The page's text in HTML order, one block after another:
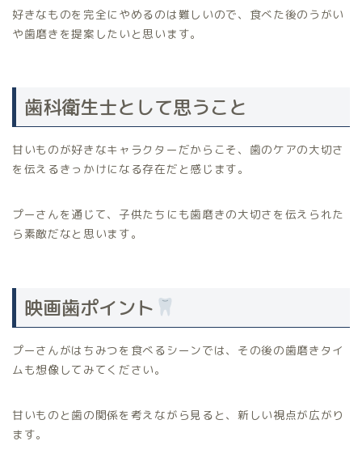
好きなものを完全にやめるのは難しいので、食べた後のうがい
や歯磨きを提案したいと思います。
歯科衛生士として思うこと
甘いものが好きなキャラクターだからこそ、歯のケアの大切さ
を伝えるきっかけになる存在だと感じます。
プーさんを通じて、子供たちにも歯磨きの大切さを伝えられた
ら素敵だなと思います。
映画歯ポイント
プーさんがはちみつを食べるシーンでは、その後の歯磨きタイ
ムも想像してみてください。
甘いものと歯の関係を考えながら見ると、新しい視点が広がり
ます。